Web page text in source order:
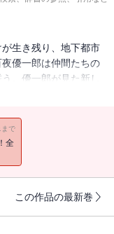
生き残り、地下都市
優一郎は仲間たちの
。優一郎が見た新し
で
全
この作品の最新巻